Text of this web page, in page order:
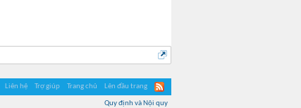
Liên hệ Trợ giúp Trang chủ Lên đầu trang
Quy định và Nội quy